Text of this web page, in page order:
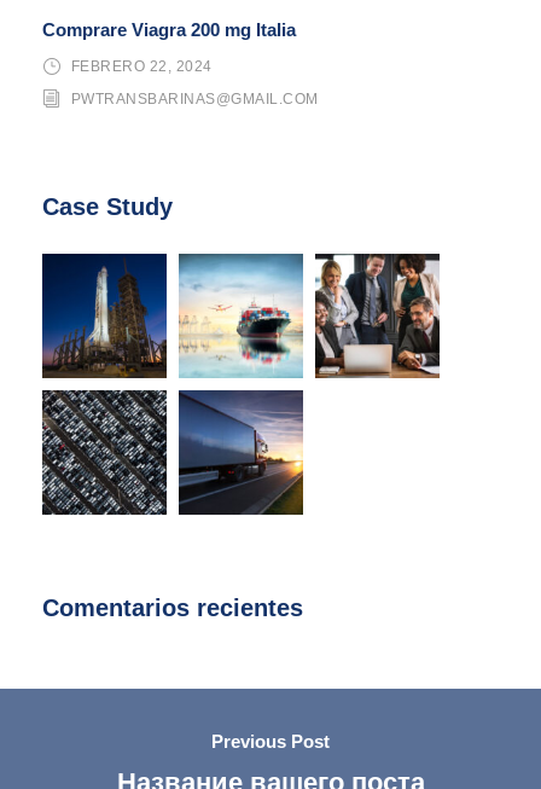
Comprare Viagra 200 mg Italia
FEBRERO 22, 2024
PWTRANSBARINAS@GMAIL.COM
Case Study
Comentarios recientes
Previous Post
Название вашего поста